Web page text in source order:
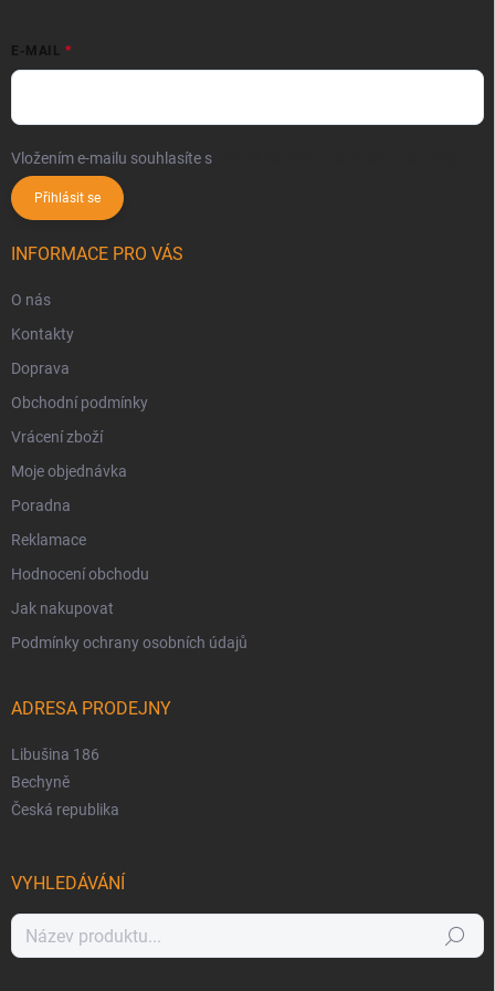
E-MAIL
Vložením e-mailu souhlasíte s
Přihlásit se
INFORMACE PRO VÁS
O nás
Kontakty
Doprava
Obchodní podmínky
Vrácení zboží
Moje objednávka
Poradna
Reklamace
Hodnocení obchodu
Jak nakupovat
Podmínky ochrany osobních údajů
ADRESA PRODEJNY
Libušina 186
Bechyně
Česká republika
VYHLEDÁVÁNÍ
Hledat